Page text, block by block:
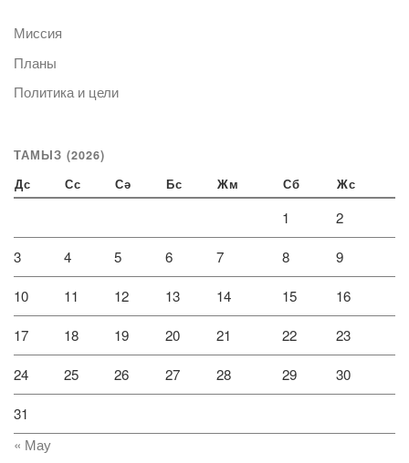
Миссия
Планы
Политика и цели
ТАМЫЗ (2026)
Дс Сс Сә Бс Жм Сб Жс
1 2
3 4 5 6 7 8 9
10 11 12 13 14 15 16
17 18 19 20 21 22 23
24 25 26 27 28 29 30
31
« Мау